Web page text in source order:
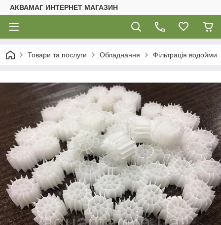
АКВАМАГ ИНТЕРНЕТ МАГАЗИН
Товари та послуги Обладнання Фільтрація водойми